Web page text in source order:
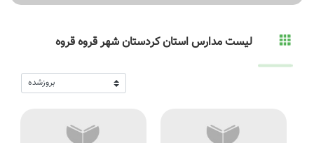
لیست مدارس استان کردستان شهر قروه قروه